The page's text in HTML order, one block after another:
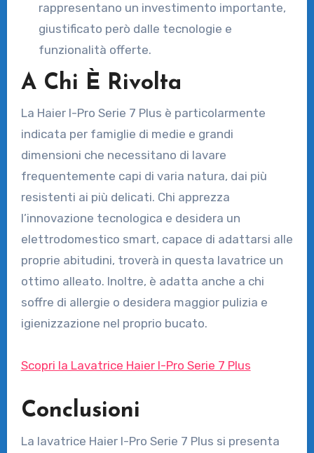
rappresentano un investimento importante,
giustificato però dalle tecnologie e
funzionalità offerte.
A Chi È Rivolta
La Haier I-Pro Serie 7 Plus è particolarmente
indicata per famiglie di medie e grandi
dimensioni che necessitano di lavare
frequentemente capi di varia natura, dai più
resistenti ai più delicati. Chi apprezza
l’innovazione tecnologica e desidera un
elettrodomestico smart, capace di adattarsi alle
proprie abitudini, troverà in questa lavatrice un
ottimo alleato. Inoltre, è adatta anche a chi
soffre di allergie o desidera maggior pulizia e
igienizzazione nel proprio bucato.
Scopri la Lavatrice Haier I-Pro Serie 7 Plus
Conclusioni
La lavatrice Haier I-Pro Serie 7 Plus si presenta